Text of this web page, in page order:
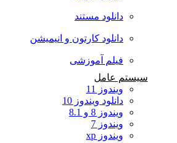
دانلود مستند
دانلود کارتون و انیمیشن
فیلم آموزشی
سیستم عامل
ویندوز 11
دانلود ویندوز 10
ویندوز 8 و 8.1
ویندوز 7
ویندوز xp